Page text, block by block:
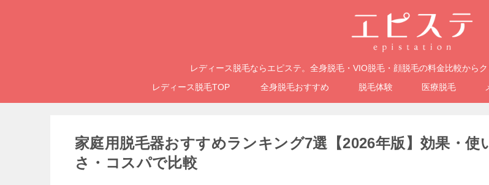
レディース脱毛ならエピステ。全身脱毛・VIO脱毛・顔脱毛の料金比較から
レディース脱毛TOP
全身脱毛おすすめ 脱毛体験 医療脱毛
家庭用脱毛器おすすめランキング7選【2026年版】効果・使
さ・コスパで比較